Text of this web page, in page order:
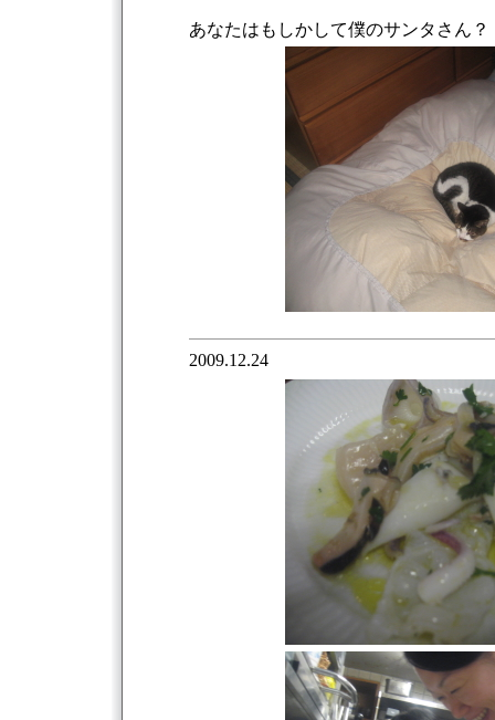
あなたはもしかして僕のサンタさん？
2009.12.24